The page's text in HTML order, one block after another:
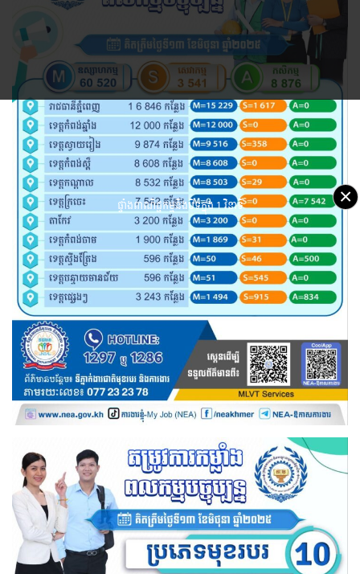
ផ្ទាំងពាណិជ្ជកម្មនឹងបិទក្នុង1 វិនាទី ×